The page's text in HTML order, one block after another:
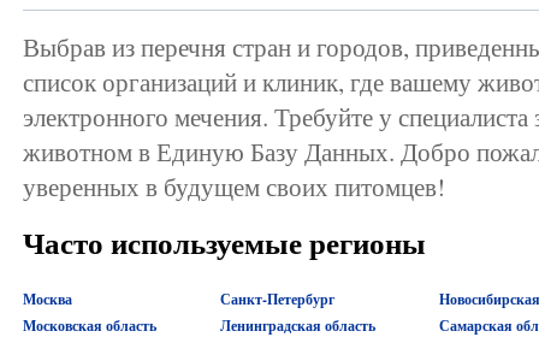
Выбрав из перечня стран и городов,
список организаций и клиник, где вашему
электронного мечения. Требуйте у
животном в Единую Базу Данных. Добро
уверенных в будущем своих питомцев!
Часто используемые регионы
Москва
Московская область
Санкт-Петербург
Ленинградская область
Самарская